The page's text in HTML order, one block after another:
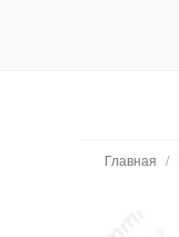
Главная /